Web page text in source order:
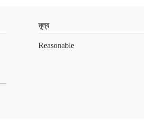
মূল্য
Reasonable